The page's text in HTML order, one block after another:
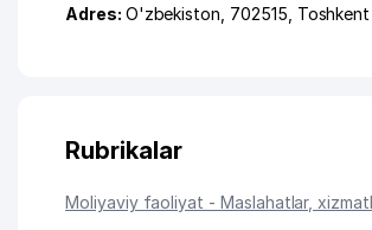
Adres: O'zbekiston, 702515,
Rubrikalar
Moliyaviy faoliyat - Maslahatlar,